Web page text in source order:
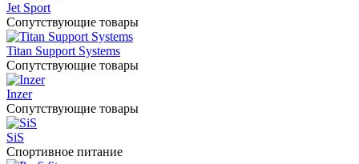
Jet Sport
Сопутствующие товары
Titan Support Systems
Сопутствующие товары
Inzer
Сопутствующие товары
SiS
Спортивное питание